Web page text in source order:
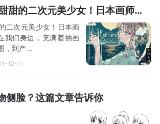
【画师推荐】甜甜的二次元美少女！日本画师赤倉作品欣赏~
二次元美少女！日本画
我们身边，充满着插画
，到产...
12-11
侧脸？这篇文章告诉你